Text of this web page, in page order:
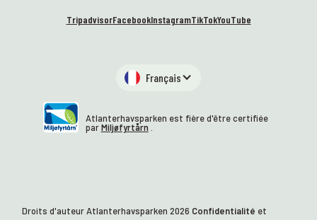
TripadvisorFacebookInstagramTikTokYouTube
Français
Atlanterhavsparken est fière d'être certifiée
parMiljøfyrtårn.
Droits d'auteur Atlanterhavsparken2026 Confidentialité et